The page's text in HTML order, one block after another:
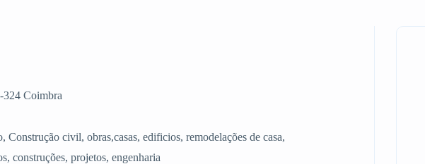
324 Coimbra
Construção civil, obras,casas, edificios, remodelações de casa,
construções, projetos, engenharia